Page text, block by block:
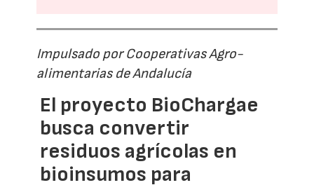
Impulsado por Cooperativas Agro-
alimentarias de Andalucía
El proyecto BioChargae
busca convertir
residuos agrícolas en
bioinsumos para